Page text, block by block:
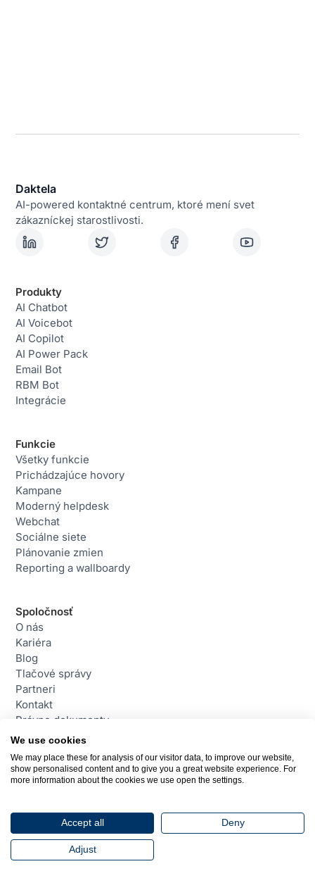
Daktela
AI-powered kontaktné centrum, ktoré mení svet
zákazníckej starostlivosti.
Produkty
AI Chatbot
AI Voicebot
AI Copilot
AI Power Pack
Email Bot
RBM Bot
Integrácie
Funkcie
Všetky funkcie
Prichádzajúce hovory
Kampane
Moderný helpdesk
Webchat
Sociálne siete
Plánovanie zmien
Reporting a wallboardy
Spoločnosť
O nás
Kariéra
Blog
Tlačové správy
Partneri
Kontakt
Právne dokumenty
Kontakt
daktela@daktela.com
Bratislava, Slovensko
© 2026 Daktela. Všetky práva vyhradené.
We use cookies
We may place these for analysis of our visitor data, to improve our website,
show personalised content and to give you a great website experience. For
more information about the cookies we use open the settings.
Accept all Deny
Adjust